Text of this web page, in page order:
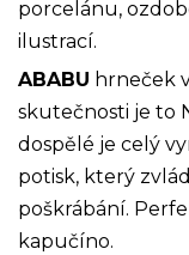
porcelánu,
ilustrací.
ABABU hrneček
skutečnosti je to
dospělé je celý
potisk, který
poškrábání.
kapučíno.